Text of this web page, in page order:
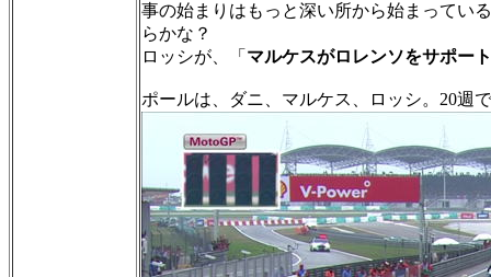
事の始まりはもっと深い所から始まってい
らかな？
ロッシが、「 マルケスがロレンソをサポー
ポールは、ダニ、マルケス、ロッシ。20週